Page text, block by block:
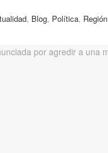
, Blog, Política, Región